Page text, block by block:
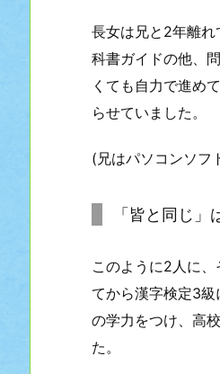
長女は兄と2年離
科書ガイドの他、
くても自力で進め
らせていました。
(兄はパソコンソフ
「皆と同じ」
このように2人に
てから漢字検定3
の学力をつけ、高
た。